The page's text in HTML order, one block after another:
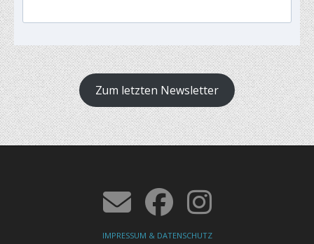
Zum letzten Newsletter
IMPRESSUM & DATENSCHUTZ